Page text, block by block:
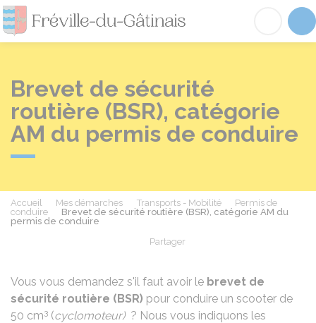
Fréville-du-
Brevet de sécurité
routière (BSR), catégorie
AM du permis de conduire
Accueil Mes démarches Transports - Mobilité
Permis de
conduire
Brevet de sécurité routière (BSR), catégorie AM du
permis de conduire
Partager
Vous vous demandez s'il faut avoir le brevet de
sécurité routière (BSR) pour conduire un scooter de
50 cm3 (cyclomoteur)? Nous vous indiquons les